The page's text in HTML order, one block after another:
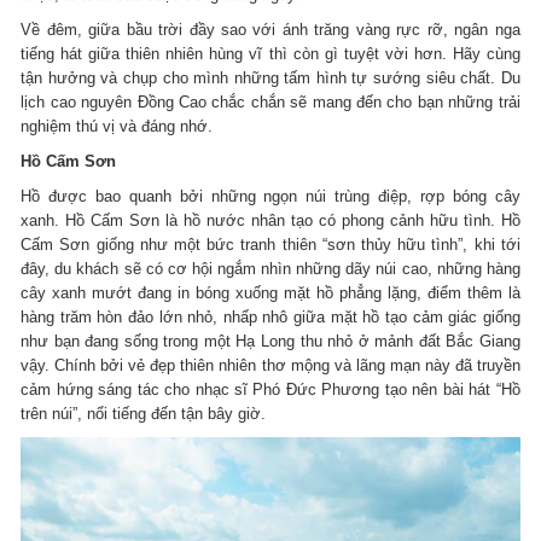
Về đêm, giữa bầu trời đầy sao với ánh trăng vàng rực rỡ, ngân nga
tiếng hát giữa thiên nhiên hùng vĩ thì còn gì tuyệt vời hơn. Hãy cùng
tận hưởng và chụp cho mình những tấm hình tự sướng siêu chất. Du
lịch cao nguyên Đồng Cao chắc chắn sẽ mang đến cho bạn những trải
nghiệm thú vị và đáng nhớ.
Hồ Cấm Sơn
Hồ được bao quanh bởi những ngọn núi trùng điệp, rợp bóng cây
xanh. Hồ Cấm Sơn là hồ nước nhân tạo có phong cảnh hữu tình. Hồ
Cấm Sơn giống như một bức tranh thiên “sơn thủy hữu tình”, khi tới
đây, du khách sẽ có cơ hội ngắm nhìn những dãy núi cao, những hàng
cây xanh mướt đang in bóng xuống mặt hồ phẳng lặng, điểm thêm là
hàng trăm hòn đảo lớn nhỏ, nhấp nhô giữa mặt hồ tạo cảm giác giống
như bạn đang sống trong một Hạ Long thu nhỏ ở mảnh đất Bắc Giang
vậy. Chính bởi vẻ đẹp thiên nhiên thơ mộng và lãng mạn này đã truyền
cảm hứng sáng tác cho nhạc sĩ Phó Đức Phương tạo nên bài hát “Hồ
trên núi”, nổi tiếng đến tận bây giờ.